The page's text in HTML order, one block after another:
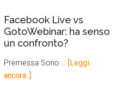
Facebook Live vs
GotoWebinar: ha senso
un confronto?
Premessa Sono … [Leggi
ancora..]